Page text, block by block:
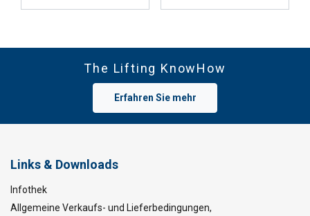
The Lifting KnowHow
Erfahren Sie mehr
Links & Downloads
Infothek
Allgemeine Verkaufs- und Lieferbedingungen,